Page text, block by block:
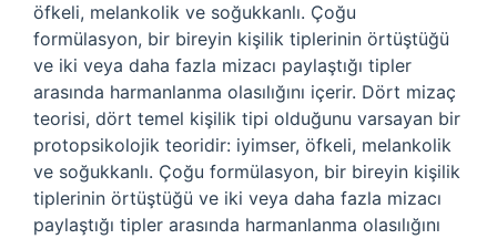
öfkeli, melankolik ve soğukkanlı. Çoğu
formülasyon, bir bireyin kişilik tiplerinin örtüştüğü
ve iki veya daha fazla mizacı paylaştığı tipler
arasında harmanlanma olasılığını içerir. Dört mizaç
teorisi, dört temel kişilik tipi olduğunu varsayan bir
protopsikolojik teoridir: iyimser, öfkeli, melankolik
ve soğukkanlı. Çoğu formülasyon, bir bireyin kişilik
tiplerinin örtüştüğü ve iki veya daha fazla mizacı
paylaştığı tipler arasında harmanlanma olasılığını